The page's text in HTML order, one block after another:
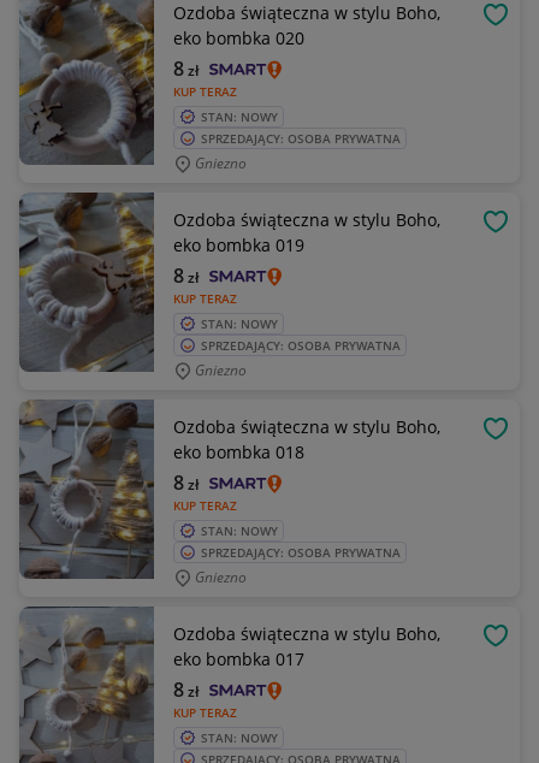
Ozdoba świąteczna w stylu Boho,
eko bombka 020
KUP TERAZ
8zł
STAN: NOWY
SPRZEDAJĄCY: OSOBA PRYWATNA
Gniezno
Ozdoba świąteczna w stylu Boho,
eko bombka 019
KUP TERAZ
8zł
STAN: NOWY
SPRZEDAJĄCY: OSOBA PRYWATNA
Gniezno
Ozdoba świąteczna w stylu Boho,
eko bombka 018
KUP TERAZ
8zł
STAN: NOWY
SPRZEDAJĄCY: OSOBA PRYWATNA
Gniezno
Ozdoba świąteczna w stylu Boho,
eko bombka 017
KUP TERAZ
8zł
STAN: NOWY
SPRZEDAJĄCY: OSOBA PRYWATNA